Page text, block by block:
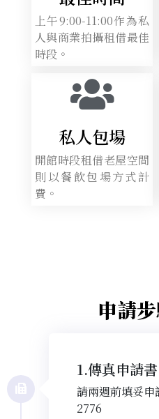
上午9:00-11:00作為私
人與商業拍攝租借最佳
時段。
私人包場
開館時段租借老屋空間
則以餐飲包場方式計
費。
申請
1.傳真申請書
請兩週前填妥
2776